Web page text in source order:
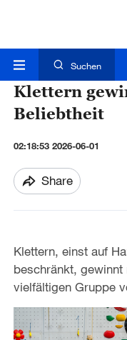
Suchen
Klettern
Beliebtheit
02:18:53 2026-06-01
Share
Klettern, einst auf
beschränkt,
vielfältigen Gruppe